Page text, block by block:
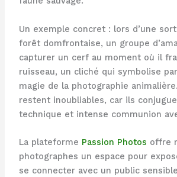
Un exemple concret : lors d’une
forêt domfrontaise, un groupe
capturer un cerf au moment où il
ruisseau, un cliché qui symbolise
magie de la photographie
restent inoubliables, car ils
technique et intense communion
La plateforme Passion Photos offre
photographes un espace pour
se connecter avec un public